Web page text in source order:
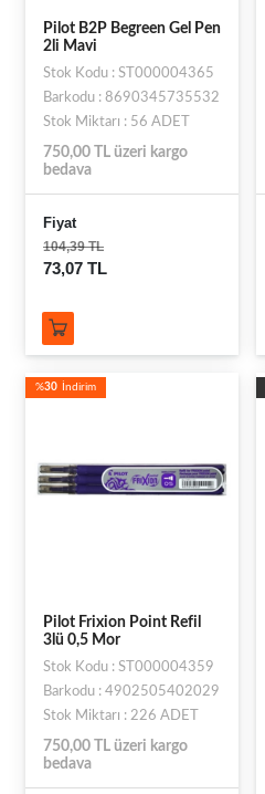
Pilot B2P Begreen Gel Pen
2li Mavi
Stok Kodu : ST000004365
Barkodu : 8690345735532
Stok Miktarı : 56 ADET
750,00 TL üzeri kargo
bedava
Fiyat
104,39 TL
73,07 TL
%30 İndirim
Pilot Frixion Point Refil
3lü 0,5 Mor
Stok Kodu : ST000004359
Barkodu : 4902505402029
Stok Miktarı : 226 ADET
750,00 TL üzeri kargo
bedava